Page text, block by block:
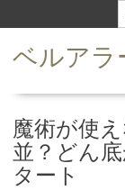
k
ベルアラ
魔術が使
並？どん
タート